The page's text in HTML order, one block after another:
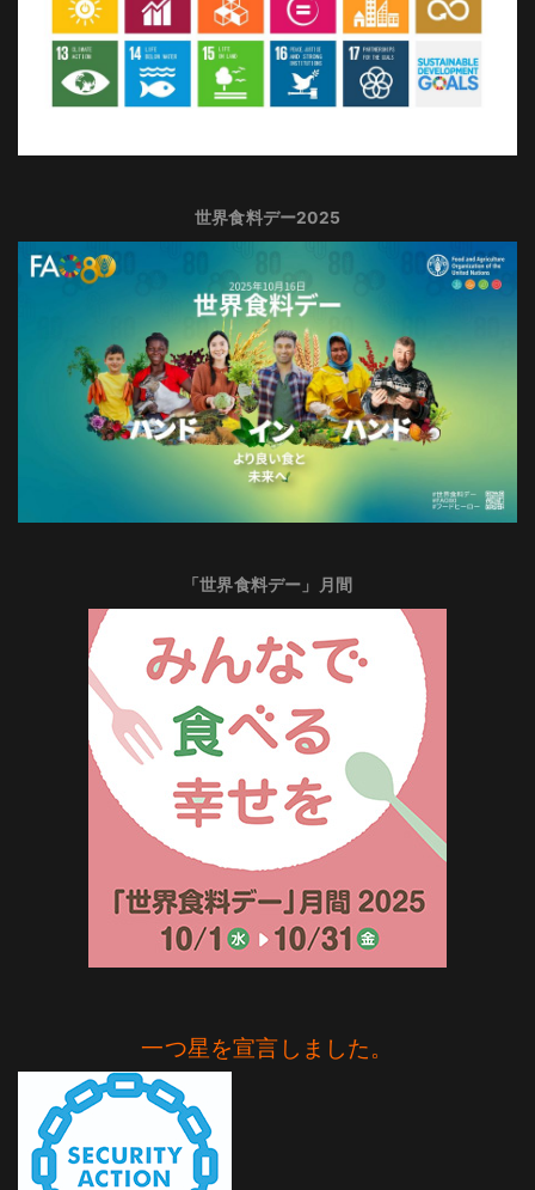
世界食料デー2025
「世界食料デー」月間
一つ星を宣言しました。